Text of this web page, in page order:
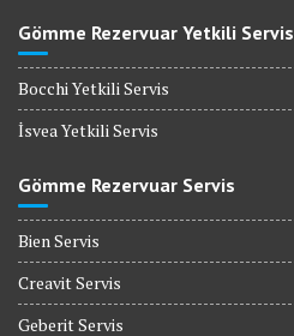
Gömme Rezervuar Yetkili Servis
Bocchi Yetkili Servis
İsvea Yetkili Servis
Gömme Rezervuar Servis
Bien Servis
Creavit Servis
Geberit Servis